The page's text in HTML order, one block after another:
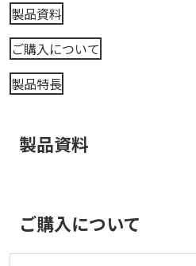
製品資料
ご購入について
製品特長
製品資料
ご購入について